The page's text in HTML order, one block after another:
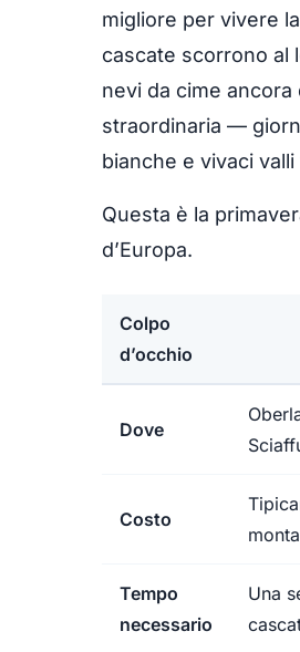
migliore per vivere
cascate scorrono al
nevi da cime
straordinaria —
bianche e vivaci
Questa è la
d’Europa.
Colpo
d’occhio
Dove
Costo
Tempo
necessario
Una